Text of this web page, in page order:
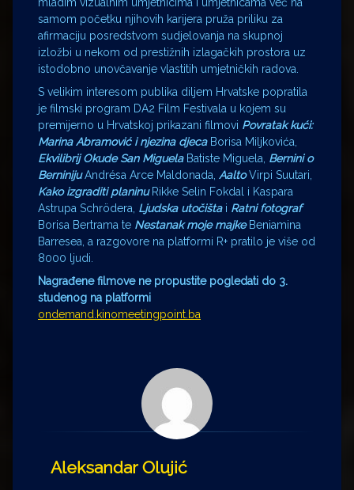
samom početku njihovih karijera pruža priliku za
afirmaciju posredstvom sudjelovanja na skupnoj
izložbi u nekom od prestižnih izlagačkih prostora uz
istodobno unovčavanje vlastitih umjetničkih radova.
S velikim interesom publika diljem Hrvatske popratila
je filmski program DA2 Film Festivala u kojem su
premijerno u Hrvatskoj prikazani filmovi Povratak kući:
Marina Abramović i njezina djecaBorisa Miljkovića,
Ekvilibrij Okude San MiguelaBatiste Miguela, Bernini o
BerninijuAndrésa Arce Maldonada, AaltoVirpi Suutari,
Kako izgraditi planinuRikke Selin Fokdal i Kaspara
Astrupa Schrödera, Ljudska utočištai Ratni fotograf
Borisa Bertrama te Nestanak moje majke Beniamina
Barresea, a razgovore na platformi R+ pratilo je više od
8000 ljudi.
Nagrađene filmove ne propustite pogledati do 3.
studenog na platformi
ondemand.kinomeetingpoint.ba
Aleksandar Olujić